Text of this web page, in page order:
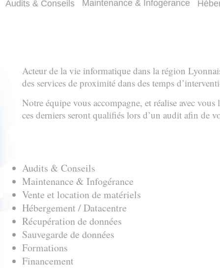
Audits & Conseils Maintenance & Infogérance
Acteur de la vie informatique dans la région
des services de proximité dans des temps
Notre équipe vous accompagne, et réalise avec
ces derniers seront qualifiés lors d’un audit afin de
Audits & Conseils
Maintenance & Infogérance
Vente et location de matériels
Hébergement / Datacentre
Récupération de données
Sauvegarde de données
Formations
Financement